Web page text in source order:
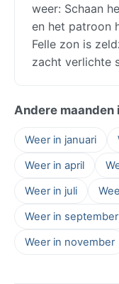
weer: Schaan
en het patroon
Felle zon is
zacht verlichte
Andere
Weer in januari
Weer in april
Weer in juli
Weer in september
Weer in november